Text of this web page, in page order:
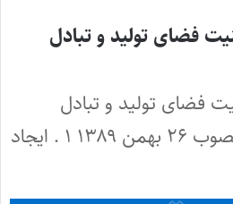
فضای تولید و تبادل
فضای تولید و تبادل
اطلاعات و ارتباطات مصوب ۲۶ بهمن ۱۳۸۹ ۱ . ایجاد